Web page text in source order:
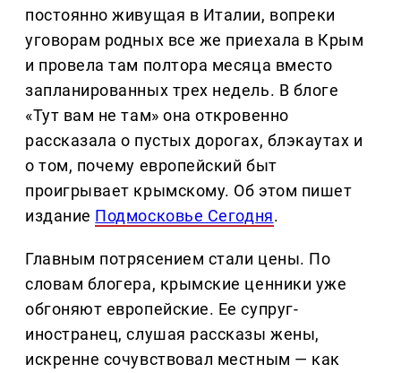
постоянно живущая в Италии, вопреки
уговорам родных все же приехала в Крым
и провела там полтора месяца вместо
запланированных трех недель. В блоге
«Тут вам не там» она откровенно
рассказала о пустых дорогах, блэкаутах и
о том, почему европейский быт
проигрывает крымскому. Об этом пишет
издание Подмосковье Сегодня.
Главным потрясением стали цены. По
словам блогера, крымские ценники уже
обгоняют европейские. Ее супруг-
иностранец, слушая рассказы жены,
искренне сочувствовал местным — как